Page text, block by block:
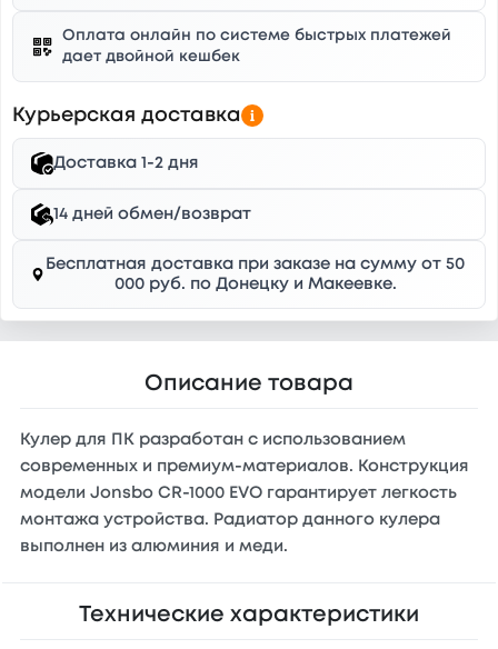
Оплата онлайн по системе быстрых платежей
дает двойной кешбек
Курьерская доставка
Доставка 1-2 дня
14 дней обмен/возврат
Бесплатная доставка при заказе на сумму от 50
000 руб. по Донецку и Макеевке.
Описание товара
Кулер для ПК разработан с использованием
современных и премиум-материалов. Конструкция
модели Jonsbo CR-1000 EVO гарантирует легкость
монтажа устройства. Радиатор данного кулера
выполнен из алюминия и меди.
Технические характеристики